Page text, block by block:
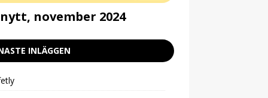
november 2024
INLÄGGEN